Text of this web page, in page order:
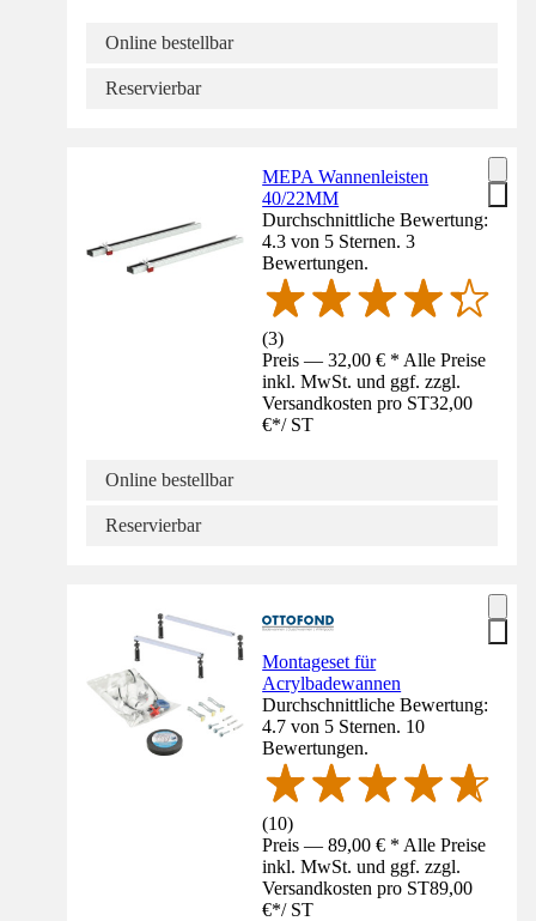
Online bestellbar
Reservierbar
MEPA Wannenleisten
40/22MM
Durchschnittliche Bewertung:
4.3 von 5 Sternen. 3
Bewertungen.
(3)
Preis — 32,00 € * Alle Preise
inkl. MwSt. und ggf. zzgl.
Versandkosten pro ST32,00
€*/ ST
Online bestellbar
Reservierbar
Montageset für
Acrylbadewannen
Durchschnittliche Bewertung:
4.7 von 5 Sternen. 10
Bewertungen.
(10)
Preis — 89,00 € * Alle Preise
inkl. MwSt. und ggf. zzgl.
Versandkosten pro ST89,00
€*/ ST